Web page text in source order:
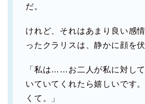
だ。
けれど、それはあまり良い感
ったクラリスは、静かに顔を伏
「私は……お二人が私に対し
いていてくれたら嬉しいです
くて。」